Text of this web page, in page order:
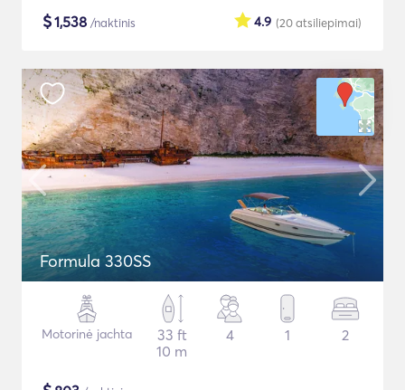
$1,538 /naktinis (20atsiliepimai)
4.9
Formula 330SS
Motorinė jachta
33 ft
10 m
4 1 2